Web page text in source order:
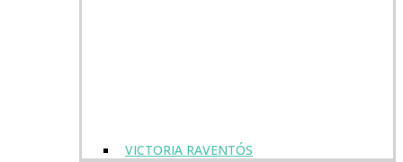
VICTORIA RAVENTÓS